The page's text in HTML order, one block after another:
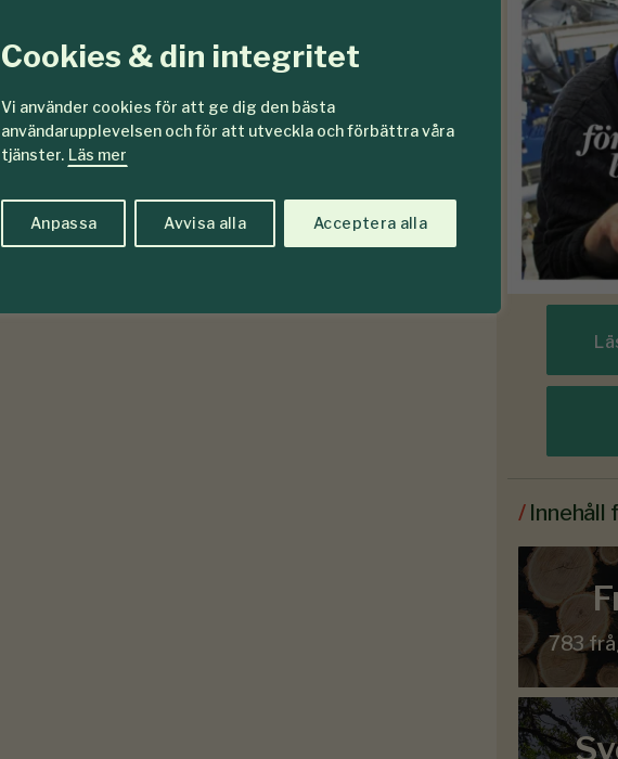
Cookies & din integritet
Vi använder cookies för att ge dig den bästa
användarupplevelsen och för att utveckla och förbättra våra
tjänster. Läs mer
Anpassa Avvisa alla Acceptera alla
/ Innehåll
783